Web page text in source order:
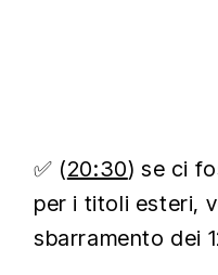
✅ (20:30) se ci
per i titoli esteri,
sbarramento dei